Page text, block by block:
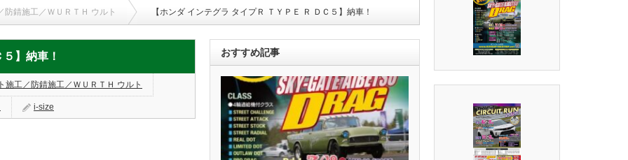
錆施工／ＷＵＲＴＨ ウルト 【ホンダ インテグラ タイプＲ ＴＹＰＥ Ｒ ＤＣ５】納車！
】納車！
施工／防錆施工／ＷＵＲＴＨ ウルト
i-size
おすすめ記事